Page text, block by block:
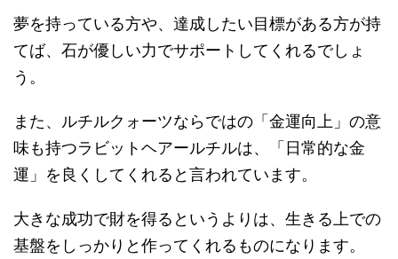
夢を持っている方や、達成したい目標がある方が持
てば、石が優しい力でサポートしてくれるでしょ
う。
また、ルチルクォーツならではの「金運向上」の意
味も持つラビットヘアールチルは、「日常的な金
運」を良くしてくれると言われています。
大きな成功で財を得るというよりは、生きる上での
基盤をしっかりと作ってくれるものになります。